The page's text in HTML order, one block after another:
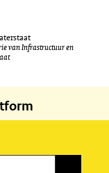
van Infrastructuur en